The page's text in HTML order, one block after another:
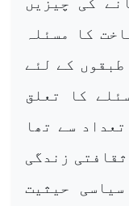
کا مسئلہ
طبقوں کے لئے
کا تعلق
سے تھا
زندگی
حیثیت